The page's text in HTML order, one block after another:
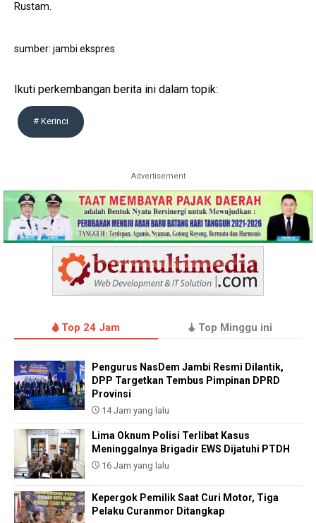
Rustam.
sumber: jambi ekspres
Ikuti perkembangan berita ini dalam topik:
# Kerinci
Advertisement
Top 24 Jam Top Minggu ini
Pengurus NasDem Jambi Resmi Dilantik,
DPP Targetkan Tembus Pimpinan DPRD
Provinsi
14 Jam yang lalu
Lima Oknum Polisi Terlibat Kasus
Meninggalnya Brigadir EWS Dijatuhi PTDH
16 Jam yang lalu
Kepergok Pemilik Saat Curi Motor, Tiga
Pelaku Curanmor Ditangkap